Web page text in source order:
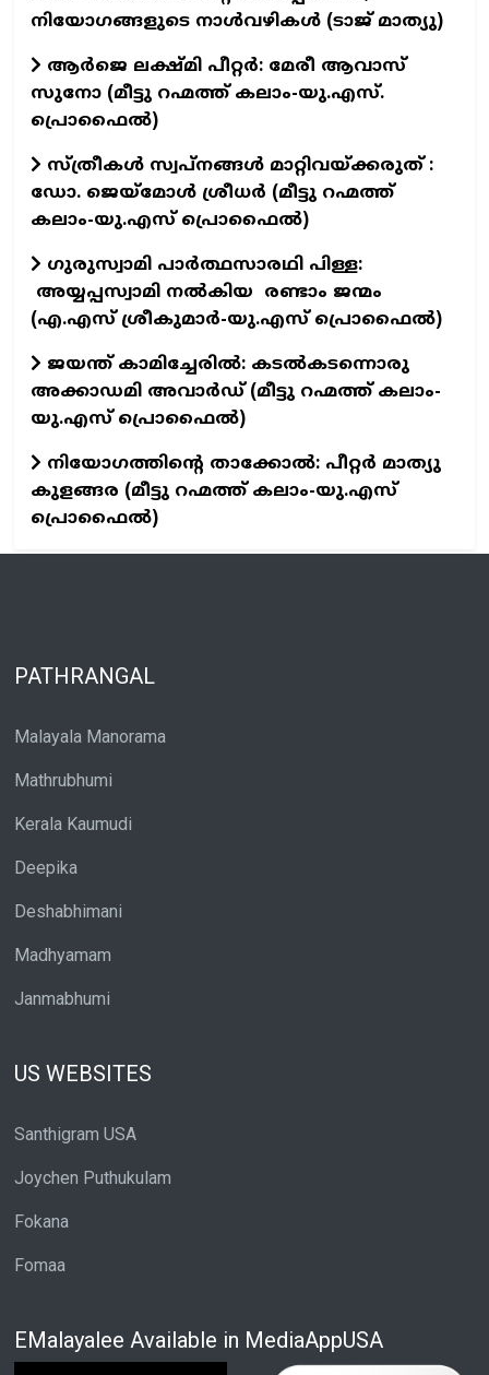
നിയോഗങ്ങളുടെ നാള്‍വഴികള്‍ (ടാജ് മാത്യു)
ആർജെ ലക്ഷ്മി പീറ്റർ: മേരീ ആവാസ്
സുനോ (മീട്ടു റഹ്മത്ത് കലാം-യു.എസ്.
പ്രൊഫൈൽ)
സ്ത്രീകൾ സ്വപ്‌നങ്ങൾ മാറ്റിവയ്ക്കരുത് :
ഡോ. ജെയ്‌മോൾ ശ്രീധർ (മീട്ടു റഹ്മത്ത്
കലാം-യു.എസ് പ്രൊഫൈൽ)
ഗുരുസ്വാമി പാര്‍ത്ഥസാരഥി പിള്ള:
അയ്യപ്പസ്വാമി നൽകിയ രണ്ടാം ജന്മം
(എ.എസ് ശ്രീകുമാര്‍-യു.എസ് പ്രൊഫൈൽ)
ജയന്ത് കാമിച്ചേരിൽ: കടൽകടന്നൊരു
അക്കാഡമി അവാർഡ് (മീട്ടു റഹ്മത്ത് കലാം-
യു.എസ് പ്രൊഫൈൽ)
നിയോഗത്തിന്റെ താക്കോൽ: പീറ്റർ മാത്യു
കുളങ്ങര (മീട്ടു റഹ്മത്ത് കലാം-യു.എസ്
പ്രൊഫൈൽ)
PATHRANGAL
Malayala Manorama
Mathrubhumi
Kerala Kaumudi
Deepika
Deshabhimani
Madhyamam
Janmabhumi
US WEBSITES
Santhigram USA
Joychen Puthukulam
Fokana
Fomaa
EMalayalee Available in MediaAppUSA